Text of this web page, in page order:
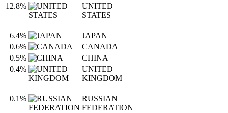
12.8%
UNITED
STATES
6.4%
JAPAN
0.6%
CANADA
0.5%
CHINA
0.4%
UNITED
KINGDOM
0.1%
RUSSIAN
FEDERATION